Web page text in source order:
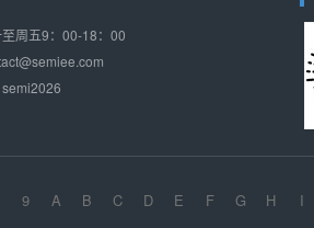
(圣邦微-SGM)
同功能 相似度 35%
周五9：00-18：00
9 A B C D E F G H I